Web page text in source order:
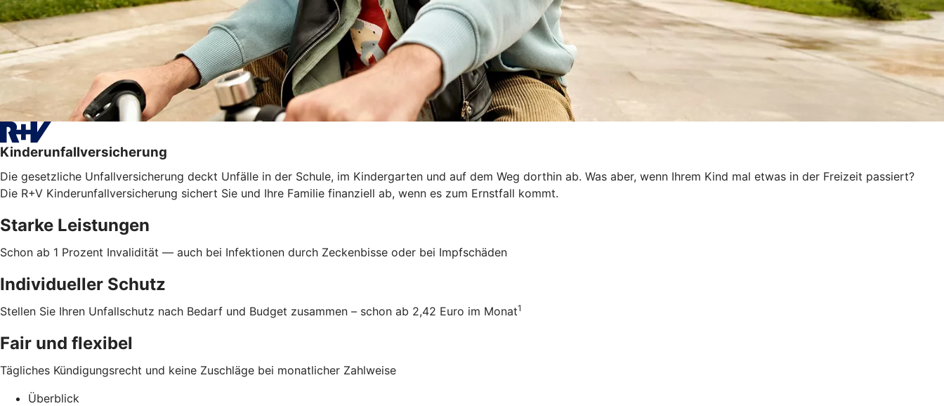
Kinderunfallversicherung
Die gesetzliche Unfallversicherung deckt Unfälle in der Schule, im Kindergarten und auf dem Weg dorthin ab. Was aber, wenn Ihrem Kind mal etwas in der Freizeit passiert?
Die R+V Kinderunfallversicherung sichert Sie und Ihre Familie finanziell ab, wenn es zum Ernstfall kommt.
Starke Leistungen
Schon ab 1 Prozent Invalidität — auch bei Infektionen durch Zeckenbisse oder bei Impfschäden
Individueller Schutz
Stellen Sie Ihren Unfallschutz nach Bedarf und Budget zusammen – schon ab 2,42 Euro im Monat1
Fair und flexibel
Tägliches Kündigungsrecht und keine Zuschläge bei monatlicher Zahlweise
Überblick